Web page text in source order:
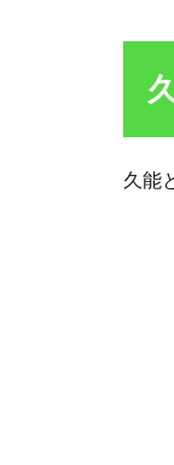
と
が初
焼
ト
久能